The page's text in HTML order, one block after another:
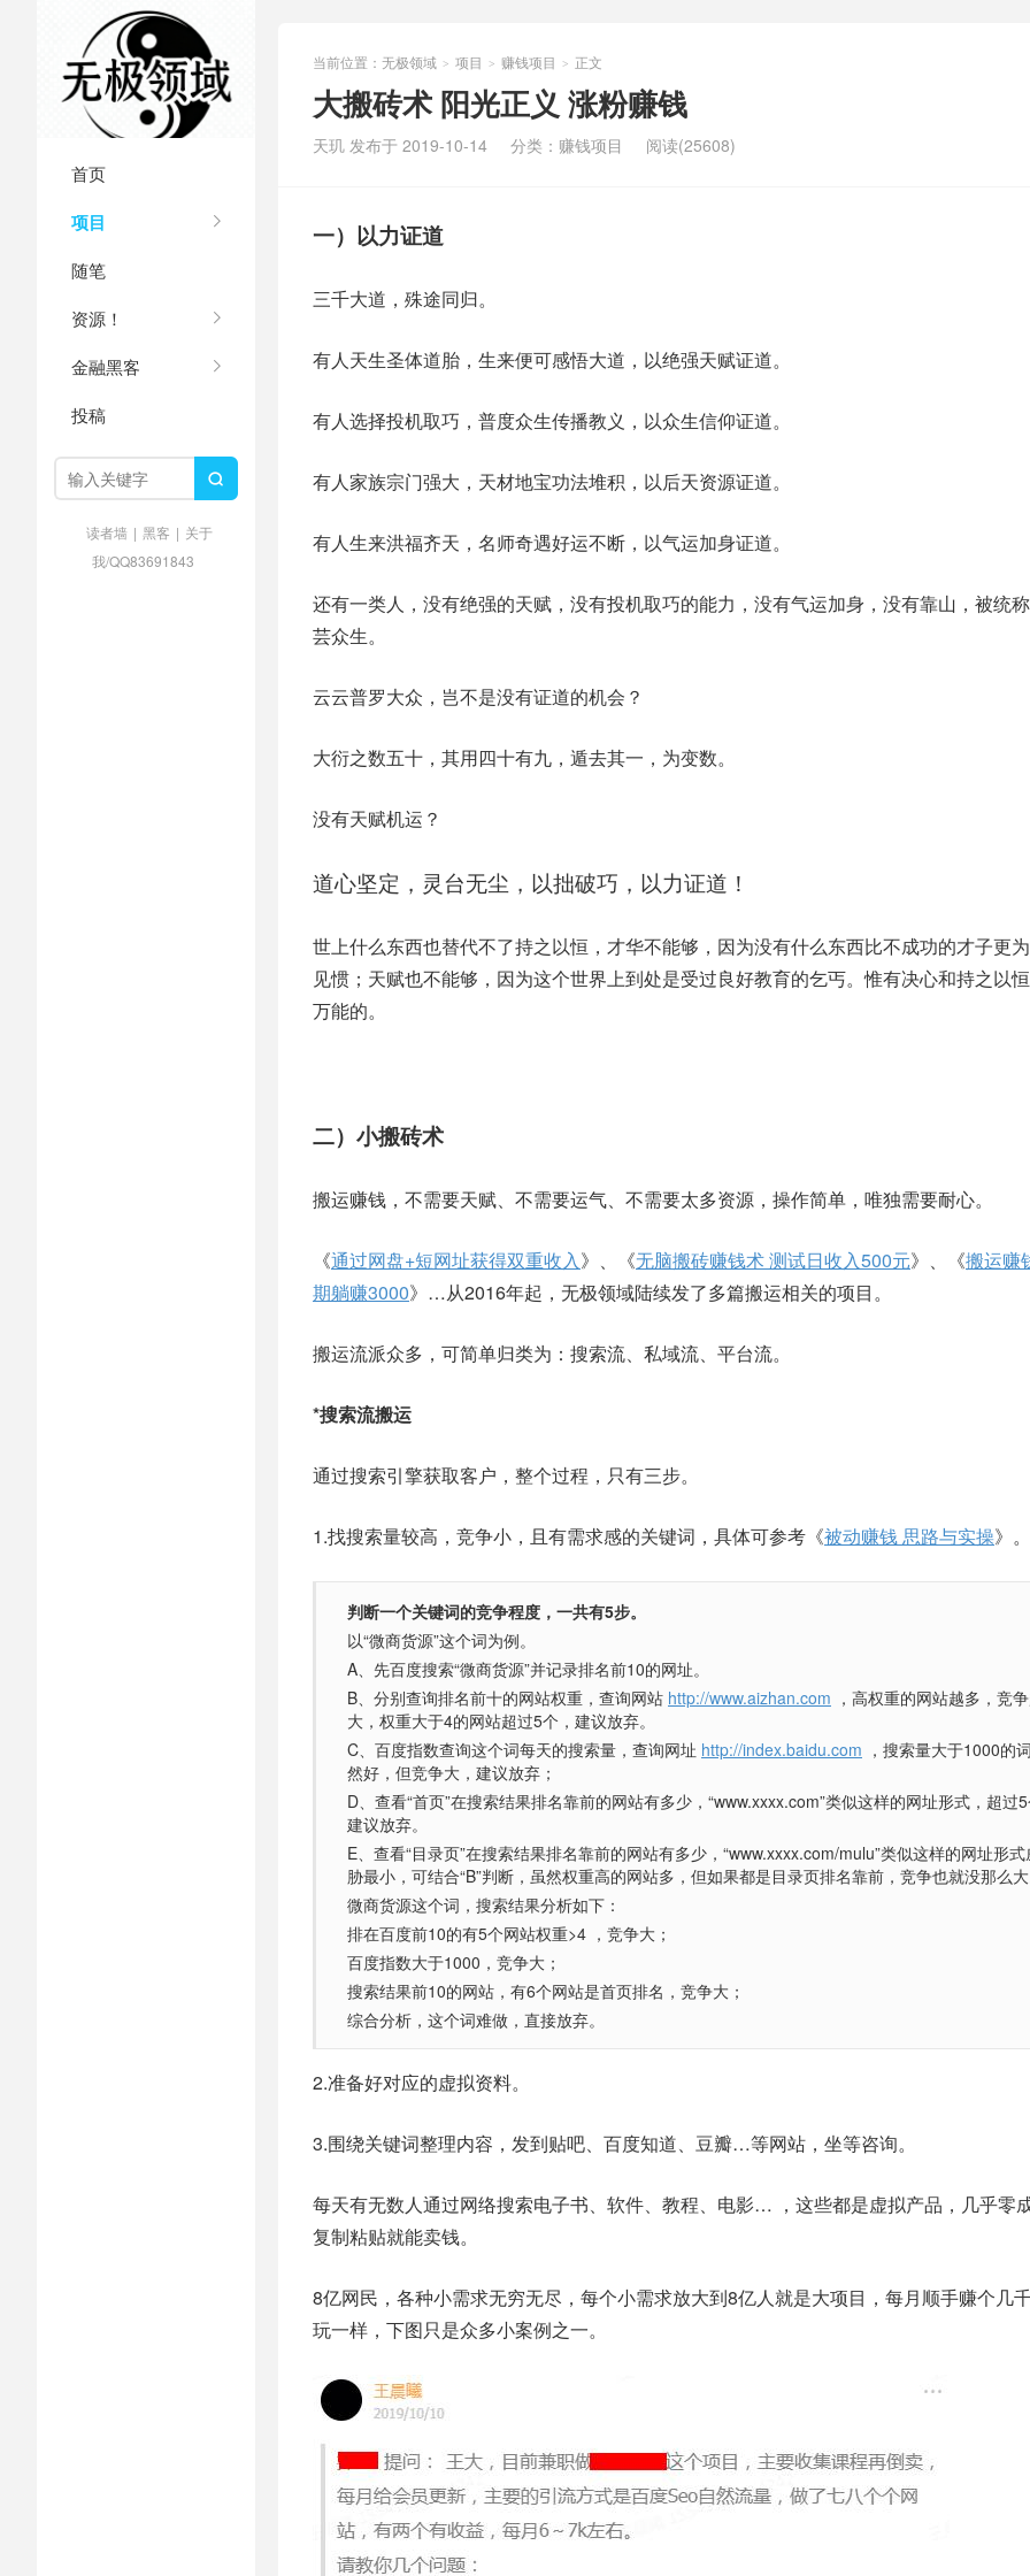
首页
项目
随笔
资源！
金融黑客
投稿

读者墙 | 黑客 | 关于
我/QQ83691843
当前位置： 无极领域 > 项目 > 赚钱项目 > 正文
大搬砖术 阳光正义 涨粉赚钱
天玑 发布于 2019-10-14 分类： 赚钱项目 阅读(25608)
一）以力证道
三千大道，殊途同归。
有人天生圣体道胎，生来便可感悟大道，以绝强天赋证道。
有人选择投机取巧，普度众生传播教义，以众生信仰证道。
有人家族宗门强大，天材地宝功法堆积，以后天资源证道。
有人生来洪福齐天，名师奇遇好运不断，以气运加身证道。
还有一类人，没有绝强的天赋，没有投机取巧的能力，没有气运加身，没有靠山，被统
芸众生。
云云普罗大众，岂不是没有证道的机会？
大衍之数五十，其用四十有九，遁去其一，为变数。
没有天赋机运？
道心坚定，灵台无尘，以拙破巧，以力证道！
世上什么东西也替代不了持之以恒，才华不能够，因为没有什么东西比不成功的才子更
见惯；天赋也不能够，因为这个世界上到处是受过良好教育的乞丐。惟有决心和持之以
万能的。
二）小搬砖术
搬运赚钱，不需要天赋、不需要运气、不需要太多资源，操作简单，唯独需要耐心。
《通过网盘+短网址获得双重收入》、《无脑搬砖赚钱术 测试日收入500元》、《搬运赚
期躺赚3000》…从2016年起，无极领域陆续发了多篇搬运相关的项目。
搬运流派众多，可简单归类为：搜索流、私域流、平台流。
*搜索流搬运
通过搜索引擎获取客户，整个过程，只有三步。
1.找搜索量较高，竞争小，且有需求感的关键词，具体可参考《被动赚钱 思路与实操》。
判断一个关键词的竞争程度，一共有5步。
以“微商货源”这个词为例。
A、先百度搜索“微商货源”并记录排名前10的网址。
B、分别查询排名前十的网站权重，查询网站 http://www.aizhan.com ，高权重的网站越多，竞
大，权重大于4的网站超过5个，建议放弃。
C、百度指数查询这个词每天的搜索量，查询网址 http://index.baidu.com ，搜索量大于1000的
然好，但竞争大，建议放弃；
D、查看“首页”在搜索结果排名靠前的网站有多少，“www.xxxx.com”类似这样的网址形式，超过
建议放弃。
E、查看“目录页”在搜索结果排名靠前的网站有多少，“www.xxxx.com/mulu”类似这样的网址形式
胁最小，可结合“B”判断，虽然权重高的网站多，但如果都是目录页排名靠前，竞争也就没那么大
微商货源这个词，搜索结果分析如下：
排在百度前10的有5个网站权重>4 ，竞争大；
百度指数大于1000，竞争大；
搜索结果前10的网站，有6个网站是首页排名，竞争大；
综合分析，这个词难做，直接放弃。
2.准备好对应的虚拟资料。
3.围绕关键词整理内容，发到贴吧、百度知道、豆瓣…等网站，坐等咨询。
每天有无数人通过网络搜索电子书、软件、教程、电影… ，这些都是虚拟产品，几乎零
复制粘贴就能卖钱。
8亿网民，各种小需求无穷无尽，每个小需求放大到8亿人就是大项目，每月顺手赚个几
玩一样，下图只是众多小案例之一。